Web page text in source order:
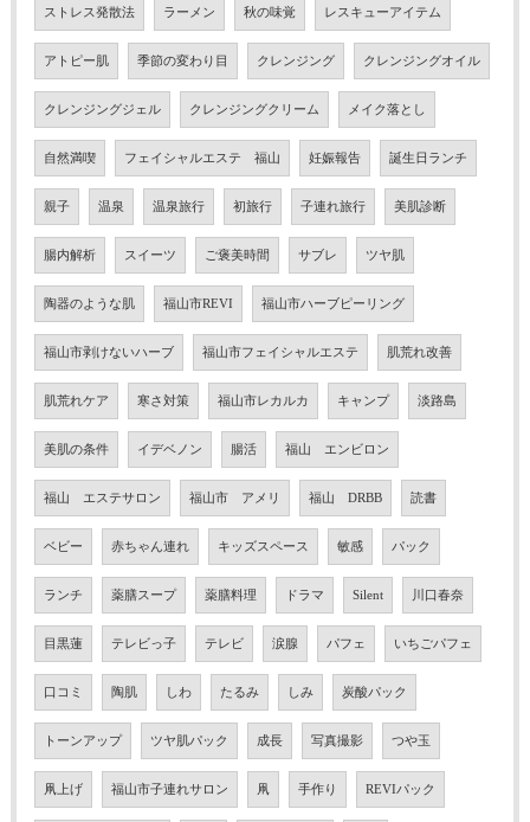
ストレス発散法 ラーメン 秋の味覚 レスキューアイテム
アトピー肌 季節の変わり目 クレンジング クレンジングオイル
クレンジングジェル クレンジングクリーム メイク落とし
自然満喫 フェイシャルエステ 福山 妊娠報告 誕生日ランチ
親子 温泉 温泉旅行 初旅行 子連れ旅行 美肌診断
腸内解析 スイーツ ご褒美時間 サブレ ツヤ肌
陶器のような肌 福山市REVI 福山市ハーブピーリング
福山市剥けないハーブ 福山市フェイシャルエステ 肌荒れ改善
肌荒れケア 寒さ対策 福山市レカルカ キャンプ 淡路島
美肌の条件 イデベノン 腸活 福山 エンビロン
福山 エステサロン 福山市 アメリ 福山 DRBB 読書
ベビー 赤ちゃん連れ キッズスペース 敏感 パック
ランチ 薬膳スープ 薬膳料理 ドラマ Silent 川口春奈
目黒蓮 テレビっ子 テレビ 涙腺 パフェ いちごパフェ
口コミ 陶肌 しわ たるみ しみ 炭酸パック
トーンアップ ツヤ肌パック 成長 写真撮影 つや玉
凧上げ 福山市子連れサロン 凧 手作り REVIパック